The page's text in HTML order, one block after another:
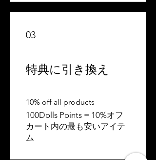
03
特典に引き換え
10% off all products
100Dolls Points = 10%オフ
カート内の最も安いアイテ
ム